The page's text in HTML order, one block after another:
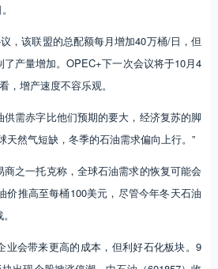
，该联盟的总配额每月增加40万桶/日，但
产量增加。OPEC+下一次会议将于10月4
，增产速度不容乐观。
需赤字比他们预期的要大，经济复苏的脚
天然气短缺，冬季的石油需求偏向上行。”
之一托克称，全球石油需求的恢复可能会
价推高至每桶100美元，尽管今年冬天石油
业会带来更高的成本，但利好石化板块。9